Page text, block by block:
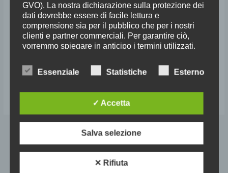
ACCADEMIA MALASPINA 2024 Una nuova edizione dei corsi
dell’Accademia Malaspina presso il Palazzo Malaspina di San Donato in
Poggio dal 12 al 15 maggio. Programma 12 – 14 maggio Masterclass di
clarinetto con Calogero Palermo. Dobbiamo purtroppo annunciare che il
personali.L’ Accademia di Maggio
Leggi tutto »
GVO). La nostra dichiarazione sulla protezione dei
dati dovrebbe essere di facile lettura e
comprensione sia per il pubblico che per i nostri
clienti e partner commerciali. Per garantire ciò,
vorremmo spiegare in anticipo i termini utilizzati.
Nella presente informativa sulla privacy utilizziamo
a) Dati personali
Dati personali: qualsiasi informazione
identificabile (di seguito "interessato"). Per
persona fisica identificabile si intende una
persona fisica che può essere identificata,
direttamente o indirettamente, in particolare
Essenziale Statistiche Esterno
✓ Accetta
Salva selezione
✕ Rifiuta